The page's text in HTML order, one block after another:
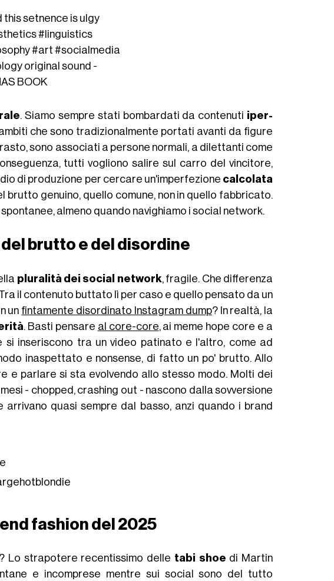
this setnence is ulgy
#linguistics
#art #socialmedia
original sound -
BOOK
. Siamo sempre stati bombardati da contenuti iper-
che sono tradizionalmente portati avanti da figure
sono associati a persone normali, a dilettanti come
tutti vogliono salire sul carro del vincitore,
di produzione per cercare un'imperfezione calcolata
brutto genuino, quello comune, non in quello fabbricato.
almeno quando navighiamo i social network.
brutto e del disordine
pluralità dei social network, fragile. Che differenza
il contenuto buttato lì per caso e quello pensato da un
un fintamente disordinato Instagram dump? In realtà, la
. Basti pensare al core-core, ai meme hope core e a
si inseriscono tra un video patinato e l'altro, come ad
inaspettato e nonsense, di fatto un po' brutto. Allo
e parlare si sta evolvendo allo stesso modo. Molti dei
- chopped, crashing out - nascono dalla sovversione
arrivano quasi sempre dal basso, anzi quando i brand
fashion del 2025
? Lo strapotere recentissimo delle tabi shoe di Martin
e incomprese mentre sui social sono del tutto